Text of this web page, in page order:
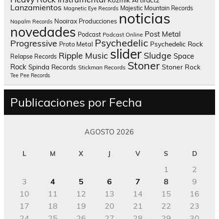
Lanzamientos Magnetic Eye Records Majestic Mountain Records
Napalm Records Nooirax Producciones noticias
novedades Podcast Podcast Online Post Metal
Progressive Proto Metal Psychedelic Psychedelic Rock
Relapse Records Ripple Music slider Sludge Space
Rock Spinda Records Stickman Records Stoner Stoner Rock
Tee Pee Records
Publicaciones por Fecha
AGOSTO 2026
L M X J V S D
1
2
3
4 5 6 7 8
9
10
11 12 13 14 15
16
17
18 19 20 21 22
23